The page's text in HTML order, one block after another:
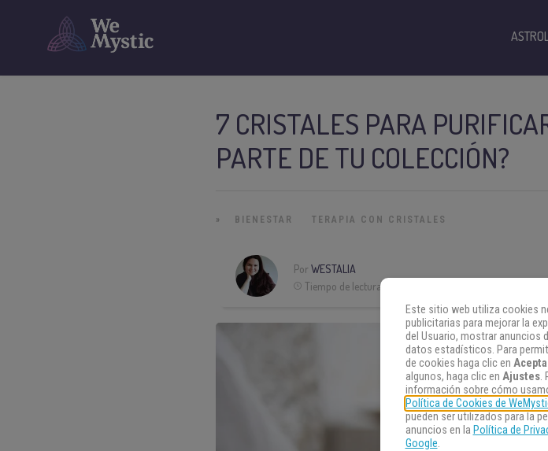
7 CRISTALES PARA
PARTE DE TU COLECCIÓN?
» BIENESTAR TERAPIA CON CRISTALES
Por WESTALIA
Tiempo de lectura:
Este sitio web utiliza cookies
publicitarias para mejorar la
del Usuario, mostrar anuncios
datos estadísticos. Para
de cookies haga clic en
algunos, haga clic en Ajustes.
información sobre cómo
Política de Cookies de
pueden ser utilizados para la
anuncios en la Política de
Google.